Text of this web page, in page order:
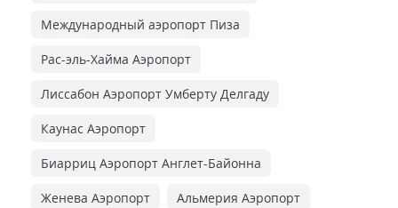
Международный аэропорт Пиза
Рас-эль-Хайма Аэропорт
Лиссабон Аэропорт Умберту Делгаду
Каунас Аэропорт
Биарриц Аэропорт Англет-Байонна
Женева Аэропорт Альмерия Аэропорт